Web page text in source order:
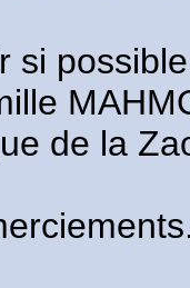
si
de la